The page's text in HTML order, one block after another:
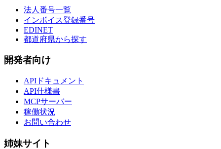
法人番号一覧
インボイス登録番号
EDINET
都道府県から探す
開発者向け
APIドキュメント
API仕様書
MCPサーバー
稼働状況
お問い合わせ
姉妹サイト